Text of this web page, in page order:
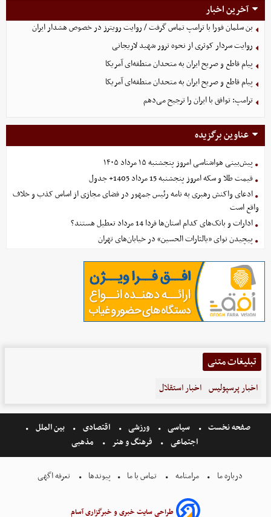
آخرین اخبار
بن سلمان فورا با ترامپ تماس گرفت / روایت رویترز در خصوص هشدار ایران
روایت سردار کوثری از نحوه ترور شهید لاریجانی
پیام قاطع و صریح ایران به متحدان منطقه‌ای آمریکا
پیام قاطع و صریح ایران به متحدان منطقه‌ای آمریکا
ترامپ: توافق با ایران را ترجیح می‌دهم
عناوین برگزیده
پیش‌بینی هواشناسی امروز پنجشنبه ۱۵ مرداد ۱۴۰۵
قیمت طلا و سکه امروز پنجشنبه 15 مرداد 1405+ جدول
ادعای واکنش رهبری به نامه رئیس جمهور در فضای مجازی از اساس کذب و خلاف
واقع است
ادارات و بانک‌های کدام استان‌ها فردا 14 مرداد تعطیل هستند؟
پیچیدن نوای «یالثارات الحسین» در خیابان‌های تهران
تبلیغات متنی
اخبار پرسپولیس اخبار استقلال
صفحه نخست سیاسی ورزشی اقتصادی
بین الملل
اجتماعی
فرهنگ و هنر مذهبی
درباره ما مرامنامه تماس با ما پیوندها تعرفه اگهی
طراحی سایت خبری و خبرگزاری آسام